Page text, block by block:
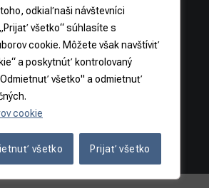
odkiaľ naši návštevníci
všetko“ súhlasíte s
cookie. Môžete však navštíviť
a poskytnúť kontrolovaný
všetko" a odmietnuť
cookie
všetko Prijať všetko
Odstúpenie od zmluvy